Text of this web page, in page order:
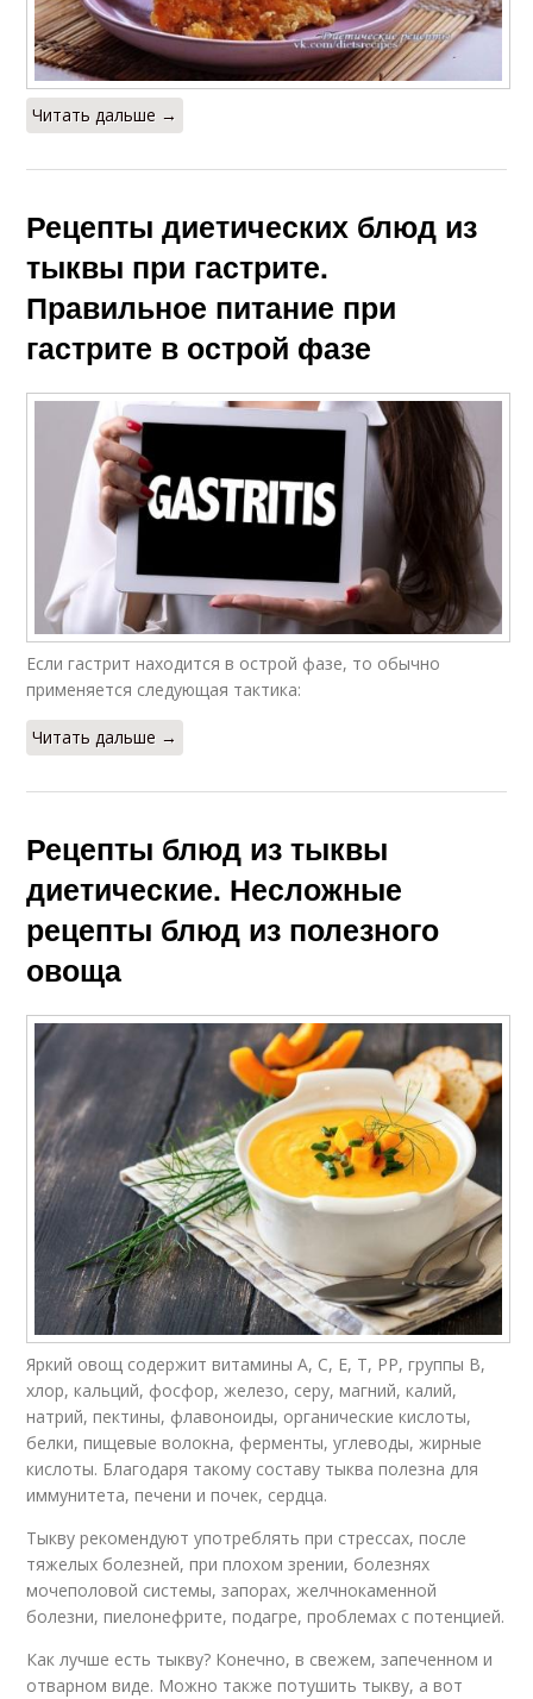
Читать дальше →
Рецепты диетических блюд из
тыквы при гастрите.
Правильное питание при
гастрите в острой фазе
Если гастрит находится в острой фазе, то обычно
применяется следующая тактика:
Читать дальше →
Рецепты блюд из тыквы
диетические. Несложные
рецепты блюд из полезного
овоща
Яркий овощ содержит витамины А, С, Е, Т, РР, группы В,
хлор, кальций, фосфор, железо, серу, магний, калий,
натрий, пектины, флавоноиды, органические кислоты,
белки, пищевые волокна, ферменты, углеводы, жирные
кислоты. Благодаря такому составу тыква полезна для
иммунитета, печени и почек, сердца.
Тыкву рекомендуют употреблять при стрессах, после
тяжелых болезней, при плохом зрении, болезнях
мочеполовой системы, запорах, желчнокаменной
болезни, пиелонефрите, подагре, проблемах с потенцией.
Как лучше есть тыкву? Конечно, в свежем, запеченном и
отварном виде. Можно также потушить тыкву, а вот